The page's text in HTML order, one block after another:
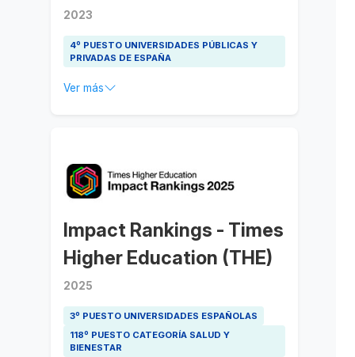
2023
4º PUESTO UNIVERSIDADES PÚBLICAS Y
PRIVADAS DE ESPAÑA
Ver más
Impact Rankings - Times
Higher Education (THE)
2025
3º PUESTO UNIVERSIDADES ESPAÑOLAS
118º PUESTO CATEGORÍA SALUD Y
BIENESTAR